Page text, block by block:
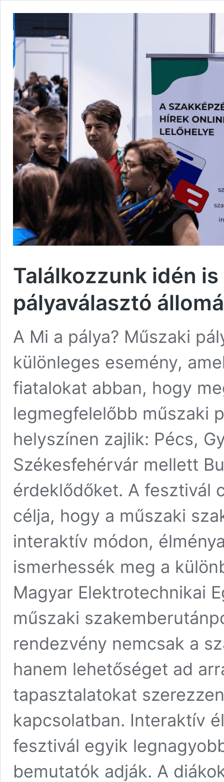
Találkozzunk idén is
pályaválasztó
A Mi a pálya? Műszaki
különleges esemény,
fiatalokat abban, hogy
legmegfelelőbb műszaki
helyszínen zajlik: Pécs,
Székesfehérvár mellett
érdeklődőket. A fesztivál
célja, hogy a műszaki
interaktív módon,
ismerhessék meg a
Magyar Elektrotechnikai
műszaki
rendezvény nemcsak a
hanem lehetőséget ad
tapasztalatokat
kapcsolatban. Interaktív
fesztivál egyik
bemutatók adják. A